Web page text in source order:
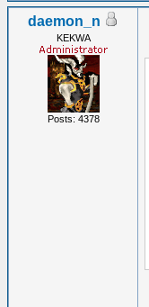
daemon_n
KEKWA
Posts: 4378